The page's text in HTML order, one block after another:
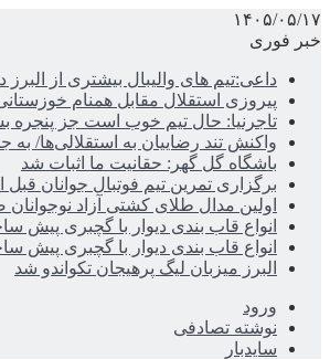
۱۴۰۵/۰۵/۱۷
خبر فوری
داعی:تیم های والیبال بیشتری از
پیروزی استقلال مقابل همنام
تاجرنیا: حال تیم خوب است جز پنجره
واکنش تند رضاییان به استقلالی‌ها/ به
باشگاه گل گهر: حقانیت ما اثبات شد
برگزاری تمرین تیم فوتبال جوانان قبل
اولین مدال طلای کشتی آزاد
انواع قاب بندی دیوار با گچبری پیش
انواع قاب بندی دیوار با گچبری پیش
البرز میزبان لیگ پرهیجان تکواندو شد
ورود
نوشته تصادفی
سایدبار